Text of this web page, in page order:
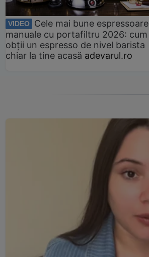
VIDEO
Cele mai bune espressoare
manuale cu portafiltru 2026: cum
obții un espresso de nivel barista
chiar la tine acasă adevarul.ro